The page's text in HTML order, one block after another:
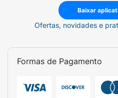
Baixar
Ofertas, novidades e
Formas de Pagamento